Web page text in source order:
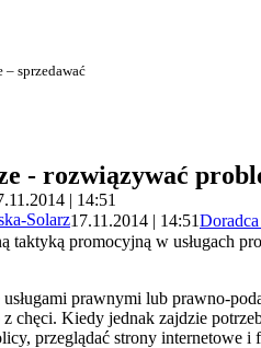
– sprzedawać
- rozwiązywać
| 14:51
Solarz17.11.2014 | 14:51
taktyką promocyjną w usługach
usługami prawnymi lub prawno-
chęci. Kiedy jednak zajdzie
przeglądać strony internetowe i